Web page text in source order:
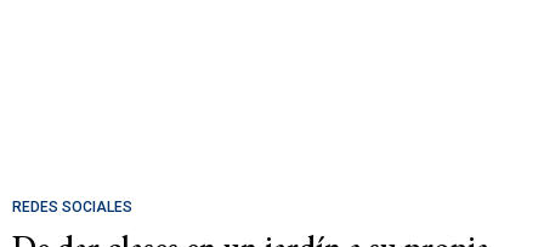
REDES SOCIALES